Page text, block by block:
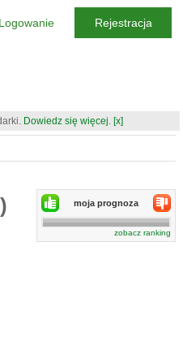
Dowiedz się więcej. [x]
moja prognoza
zobacz ranking
Logowanie Rejestracja